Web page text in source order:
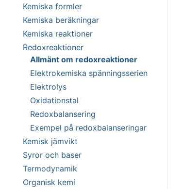
Kemiska formler
Kemiska beräkningar
Kemiska reaktioner
Redoxreaktioner
Allmänt om redoxreaktioner
Elektrokemiska spänningsserien
Elektrolys
Oxidationstal
Redoxbalansering
Exempel på redoxbalanseringar
Kemisk jämvikt
Syror och baser
Termodynamik
Organisk kemi